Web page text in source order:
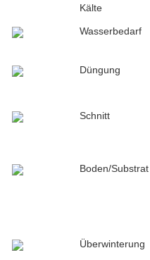
Kälte
Wasserbedarf
Düngung
Schnitt
Boden/Substrat
Überwinterung